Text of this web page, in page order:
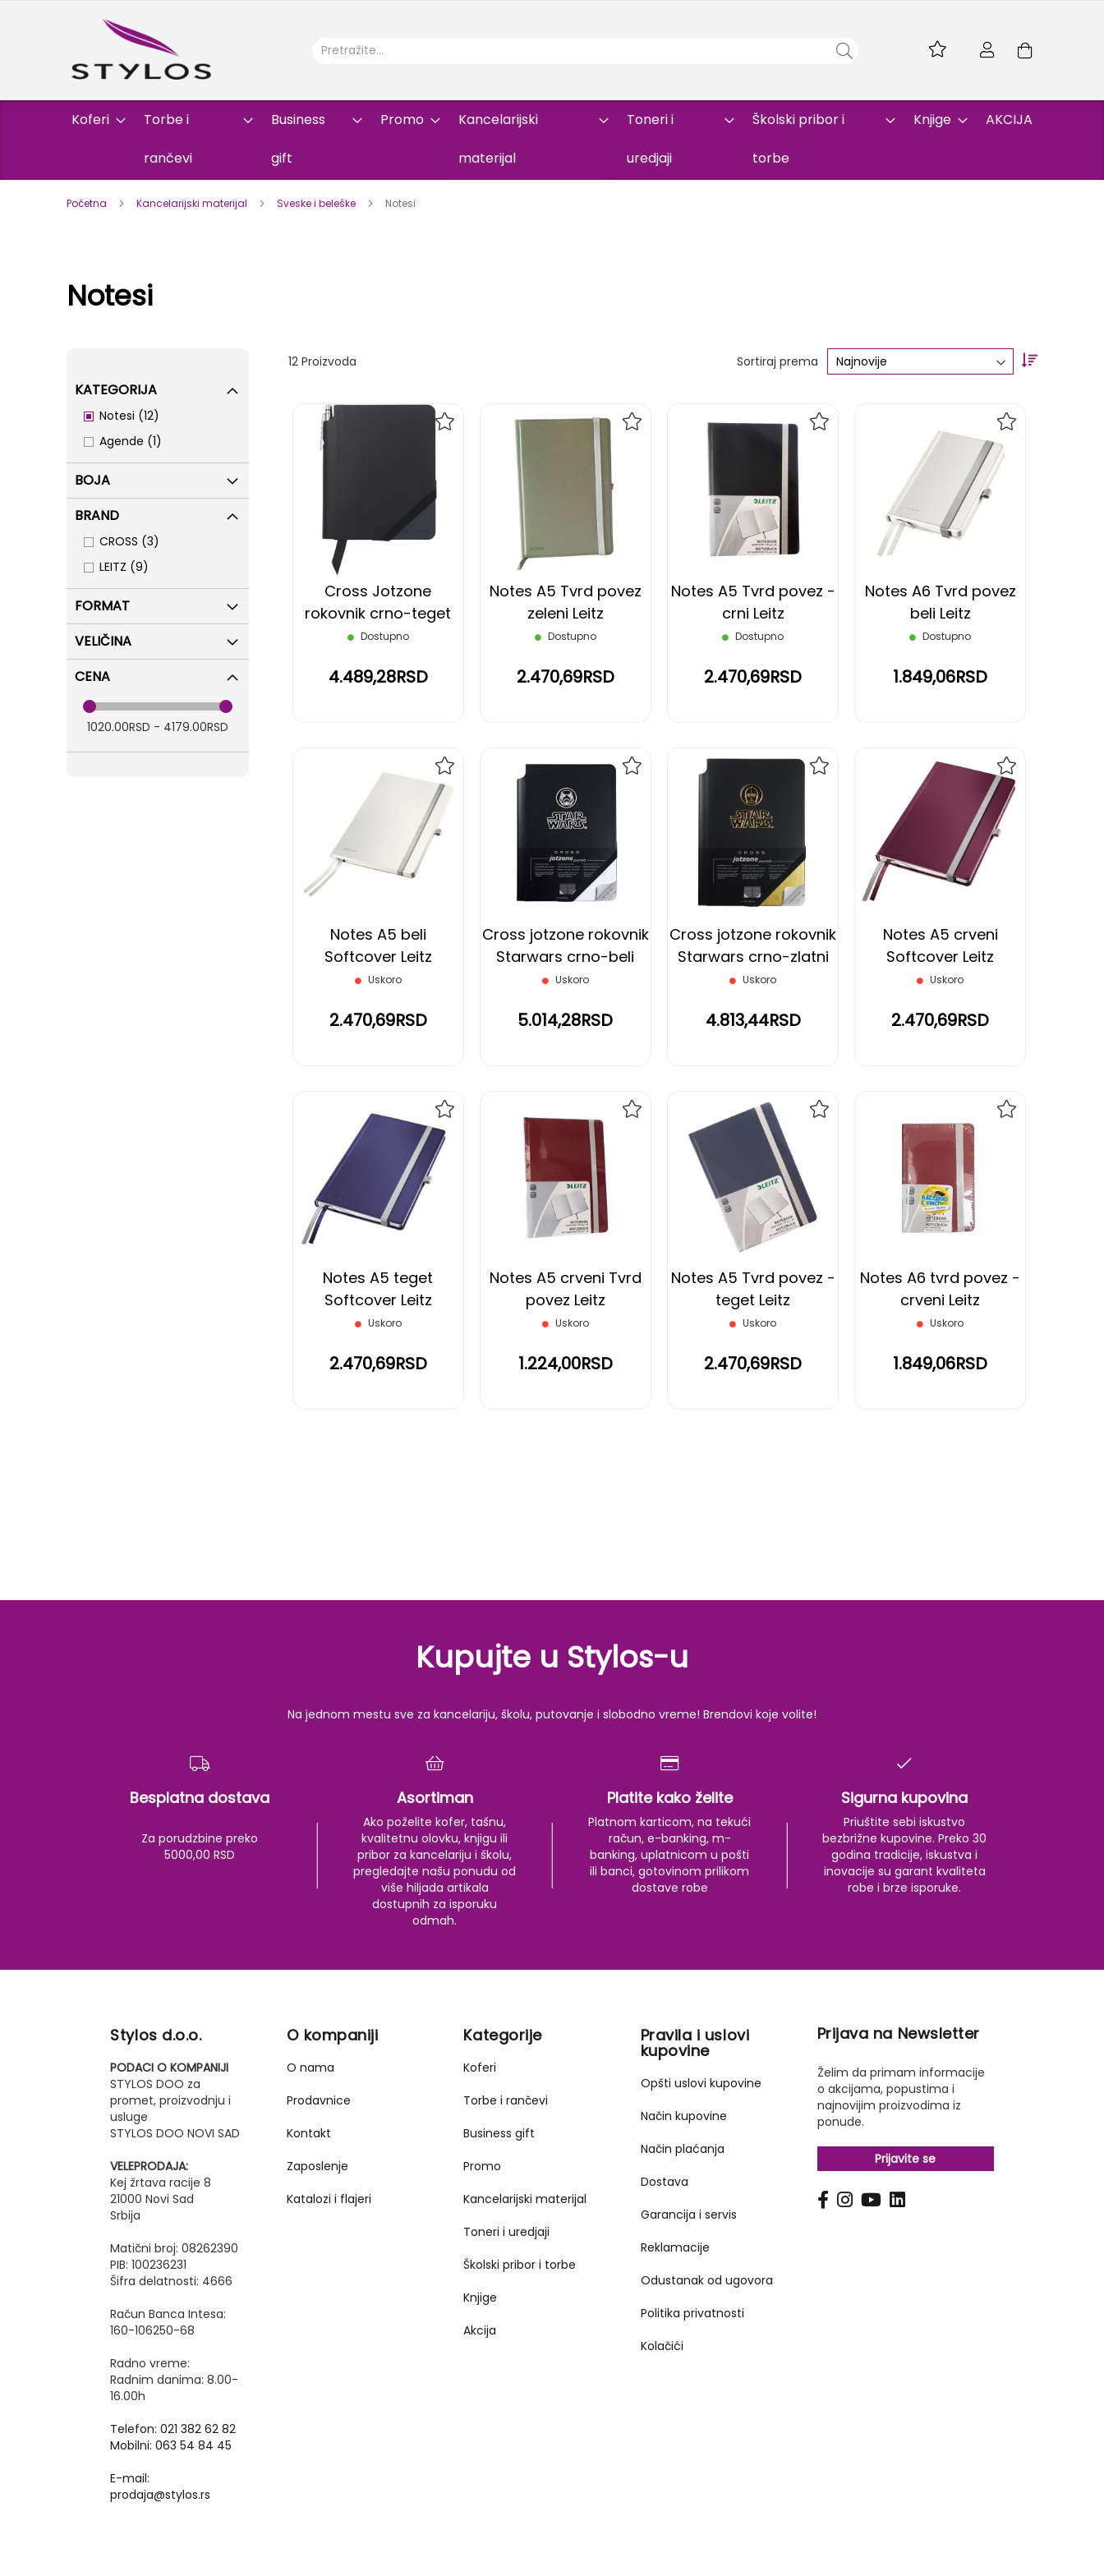
Skip
Koferi Torbe i
rančevi
Business
gift
Promo Kancelarijski
materijal
Toneri i
uredjaji
Školski pribor i
torbe
Knjige AKCIJA
Početna Kancelarijski materijal Sveske i beleške Notesi
Notesi
12Proizvoda Sortiraj prema
Set
Cross Jotzone
rokovnik crno-teget
Dostupno
4.489,28RSD
Notes A5 Tvrd povez
zeleni Leitz
Dostupno
2.470,69RSD
Notes A5 Tvrd povez -
crni Leitz
Dostupno
2.470,69RSD
Notes A6 Tvrd povez
beli Leitz
Dostupno
1.849,06RSD
Notes A5 beli
Softcover Leitz
Uskoro
2.470,69RSD
DODAJ
Cross jotzone rokovnik
Starwars crno-beli
Uskoro
5.014,28RSD
Cross jotzone rokovnik
Starwars crno-zlatni
Uskoro
4.813,44RSD
Notes A5 crveni
Softcover Leitz
Uskoro
2.470,69RSD
DODAJ
NA
Notes A5 teget
Softcover Leitz
Uskoro
2.470,69RSD
DODAJ
Notes A5 crveni Tvrd
povez Leitz
Uskoro
1.224,00RSD
Notes A5 Tvrd povez -
teget Leitz
Uskoro
2.470,69RSD
Notes A6 tvrd povez -
crveni Leitz
Uskoro
1.849,06RSD
KATEGORIJA
Notesi 12
items
Agende 1
item
BOJA
BRAND
CROSS 3
items
LEITZ 9
items
FORMAT
VELIČINA
CENA
1020.00RSD - 4179.00RSD
Kupujte u Stylos-u
Na jednom mestu sve za kancelariju, školu, putovanje i slobodno vreme! Brendovi koje volite!
Besplatna dostava
Za porudzbine preko
5000,00 RSD
Asortiman
Ako poželite kofer, tašnu,
kvalitetnu olovku, knjigu ili
pribor za kancelariju i školu,
pregledajte našu ponudu od
više hiljada artikala
dostupnih za isporuku
odmah.
Platite kako želite
Platnom karticom, na tekući
račun, e-banking, m-
banking, uplatnicom u pošti
ili banci, gotovinom prilikom
dostave robe
Sigurna kupovina
Priuštite sebi iskustvo
bezbrižne kupovine. Preko 30
godina tradicije, iskustva i
inovacije su garant kvaliteta
robe i brze isporuke.
Stylos d.o.o.
PODACI O KOMPANIJI
STYLOS DOO za
promet, proizvodnju i
usluge
STYLOS DOO NOVI SAD
VELEPRODAJA:
Kej žrtava racije 8
21000 Novi Sad
Srbija
Matični broj: 08262390
PIB: 100236231
Šifra delatnosti: 4666
Račun Banca Intesa:
160-106250-68
Radno vreme:
Radnim danima: 8.00-
16.00h
Telefon: 021 382 62 82
Mobilni: 063 54 84 45
E-mail:
prodaja@stylos.rs
O kompaniji
O nama
Prodavnice
Kontakt
Zaposlenje
Katalozi i flajeri
Kategorije
Koferi
Torbe i rančevi
Business gift
Promo
Kancelarijski materijal
Toneri i uredjaji
Školski pribor i torbe
Knjige
Akcija
Pravila i uslovi
kupovine
Opšti uslovi kupovine
Način kupovine
Način plaćanja
Dostava
Garancija i servis
Reklamacije
Odustanak od ugovora
Politika privatnosti
Kolačići
Prijava na Newsletter
Želim da primam informacije
o akcijama, popustima i
najnovijim proizvodima iz
ponude.
Prijavite se